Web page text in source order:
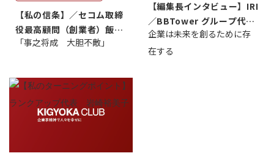
【私の信条】／セコム取締
役最高顧問（創業者）飯田
亮
「事之将成 大胆不敵」
【編集長インタビュー】IRI
／BBTower グループ代表
藤...
企業は未来を創るために存
在する